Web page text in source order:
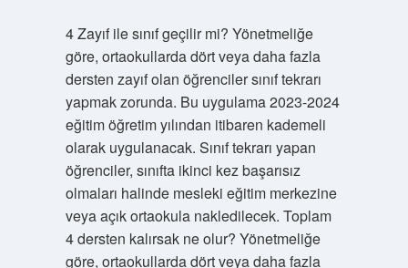
4 Zayıf ile sınıf geçilir mi? Yönetmeliğe
göre, ortaokullarda dört veya daha fazla
dersten zayıf olan öğrenciler sınıf tekrarı
yapmak zorunda. Bu uygulama 2023-2024
eğitim öğretim yılından itibaren kademeli
olarak uygulanacak. Sınıf tekrarı yapan
öğrenciler, sınıfta ikinci kez başarısız
olmaları halinde mesleki eğitim merkezine
veya açık ortaokula nakledilecek. Toplam
4 dersten kalırsak ne olur? Yönetmeliğe
göre, ortaokullarda dört veya daha fazla